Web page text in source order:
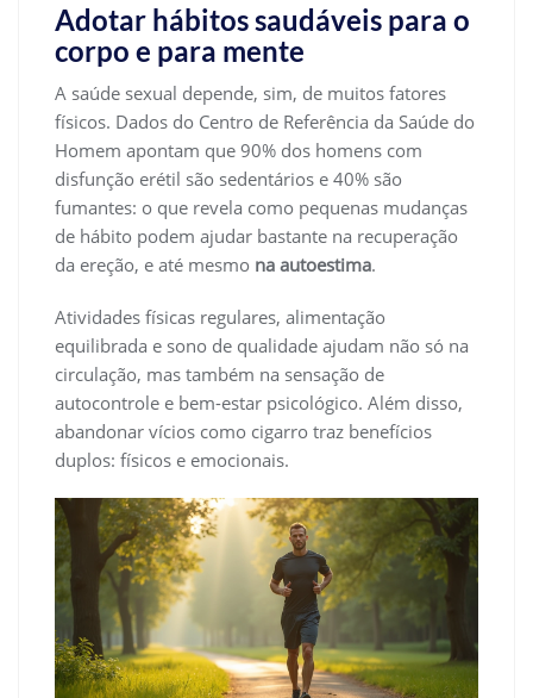
Adotar hábitos saudáveis para o
corpo e para mente
A saúde sexual depende, sim, de muitos fatores
físicos. Dados do Centro de Referência da Saúde do
Homem apontam que 90% dos homens com
disfunção erétil são sedentários e 40% são
fumantes: o que revela como pequenas mudanças
de hábito podem ajudar bastante na recuperação
da ereção, e até mesmo na autoestima.
Atividades físicas regulares, alimentação
equilibrada e sono de qualidade ajudam não só na
circulação, mas também na sensação de
autocontrole e bem-estar psicológico. Além disso,
abandonar vícios como cigarro traz benefícios
duplos: físicos e emocionais.